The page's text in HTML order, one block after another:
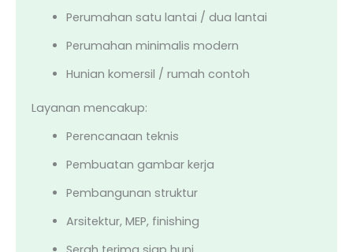
Perumahan satu lantai / dua lantai
Perumahan minimalis modern
Hunian komersil / rumah contoh
Layanan mencakup:
Perencanaan teknis
Pembuatan gambar kerja
Pembangunan struktur
Arsitektur, MEP, finishing